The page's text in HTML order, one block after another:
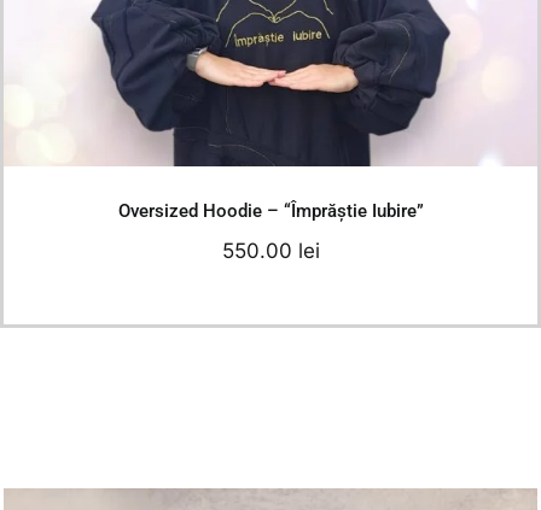
Oversized Hoodie – “Împrăștie Iubire”
550.00 lei